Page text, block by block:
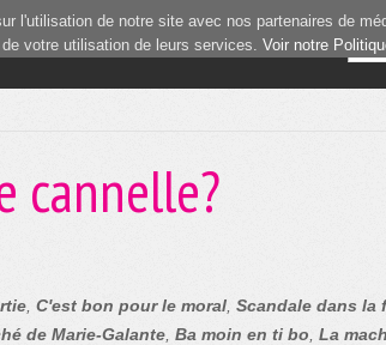
5 joueurs en ligne
cannelle?
C'est bon pour le moral Scandale dans la
de Marie-Galante Ba moin en ti bo La
l'utilisation de notre site avec nos partenaires de
votre utilisation de leurs services. Voir notre